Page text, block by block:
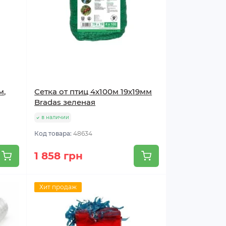
Сетка от птиц 4х100м 19х19мм
Bradas зеленая
в наличии
Код товара:48634
1 858 грн
Хит продаж